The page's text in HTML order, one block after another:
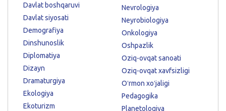
Davlat boshqaruvi
Davlat siyosati
Demografiya
Dinshunoslik
Diplomatiya
Dizayn
Dramaturgiya
Ekologiya
Ekoturizm
Nevrologiya
Neyrobiologiya
Onkologiya
Oshpazlik
Oziq-ovqat sanoati
Oziq-ovqat xavfsizligi
Oʻrmon xoʻjaligi
Pedagogika
Planetologiya